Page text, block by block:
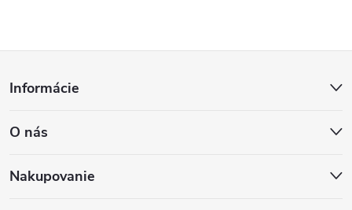
p
ä
Informácie
O nás
Nakupovanie